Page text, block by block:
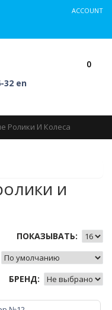
ACCOUNT
0
32 en
Ролики И Колеса
и
ПОКАЗЫВАТЬ:
БРЕНД: